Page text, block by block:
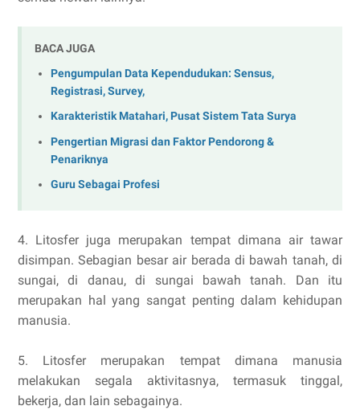
BACA JUGA
Pengumpulan Data Kependudukan: Sensus,
Registrasi, Survey,
Karakteristik Matahari, Pusat Sistem Tata Surya
Pengertian Migrasi dan Faktor Pendorong &
Penariknya
Guru Sebagai Profesi
4. Litosfer juga merupakan tempat dimana air tawar
disimpan. Sebagian besar air berada di bawah tanah, di
sungai, di danau, di sungai bawah tanah. Dan itu
merupakan hal yang sangat penting dalam kehidupan
manusia.
5. Litosfer merupakan tempat dimana manusia
melakukan segala aktivitasnya, termasuk tinggal,
bekerja, dan lain sebagainya.